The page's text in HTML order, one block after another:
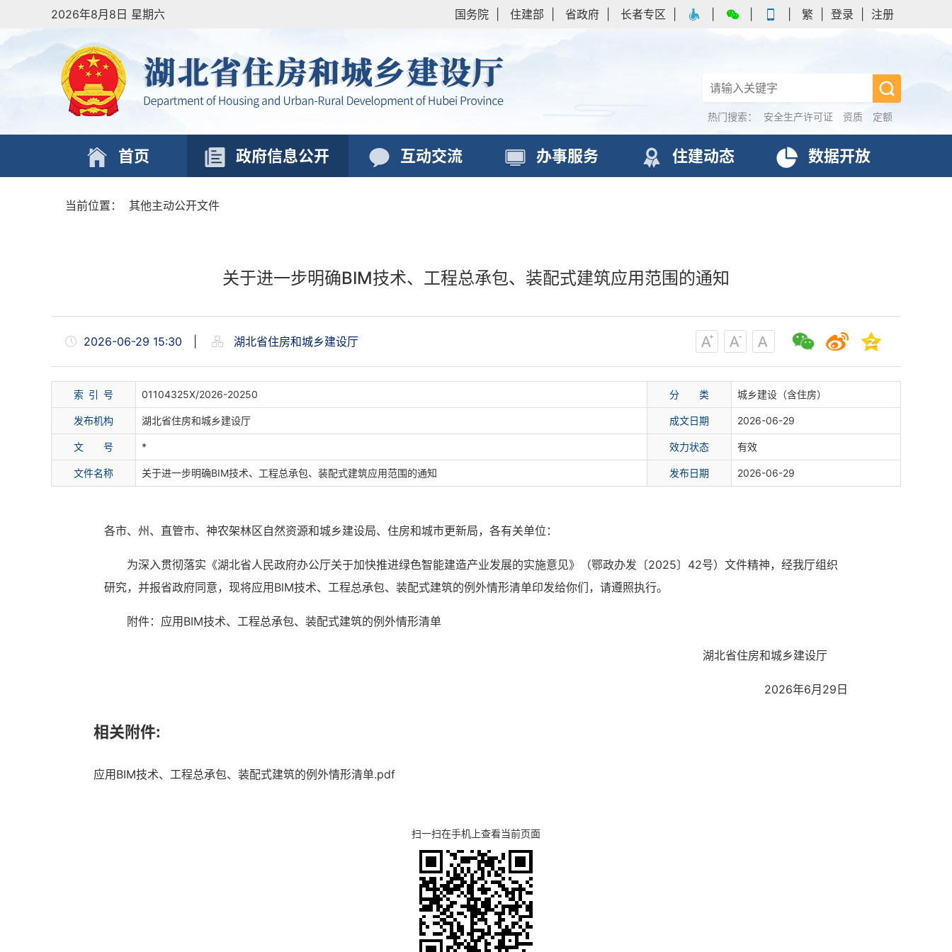
2026年8月8日 星期六 国务院 住建部 省政府 长者专区 繁 登录 注册
热门搜索： 安全生产许可证 资质 定额
首页 政府信息公开 互动交流 办事服务 住建动态 数据开放
当前位置： 其他主动公开文件
关于进一步明确BIM技术、工程总承包、装配式建筑应用范围的通知
2026-06-29 15:30 湖北省住房和城乡建设厅
索 引 号 01104325X/2026-20250 分 类 城乡建设（含住房）
发布机构 湖北省住房和城乡建设厅 成文日期 2026-06-29
文 号 * 效力状态 有效
文件名称 关于进一步明确BIM技术、工程总承包、装配式建筑应用范围的通知 发布日期 2026-06-29
各市、州、直管市、神农架林区自然资源和城乡建设局、住房和城市更新局，各有关单位：
为深入贯彻落实《湖北省人民政府办公厅关于加快推进绿色智能建造产业发展的实施意见》（鄂政办发〔2025〕42号）文件精神，经我厅组织
研究，并报省政府同意，现将应用BlM技术、工程总承包、装配式建筑的例外情形清单印发给你们，请遵照执行。
附件：应用BIM技术、工程总承包、装配式建筑的例外情形清单
湖北省住房和城乡建设厅
2026年6月29日
相关附件:
应用BIM技术、工程总承包、装配式建筑的例外情形清单.pdf
扫一扫在手机上查看当前页面
湖北省住建厅机关后勤服务中心